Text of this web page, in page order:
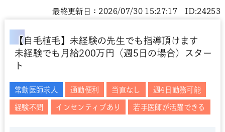
【自毛植毛】未経験の先生でも指導頂けます
未経験でも月給200万円（週5日の場合）スター
ト
最終更新日：2026/07/30 15:27:17 ID:24253
常勤医師求人 通勤便利 当直なし 週4日勤務可能
経験不問 インセンティブあり 若手医師が活躍できる